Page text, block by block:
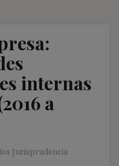
internas
a
Jurisprudencia